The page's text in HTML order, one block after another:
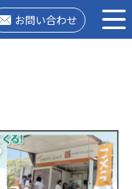
お問い合わせ